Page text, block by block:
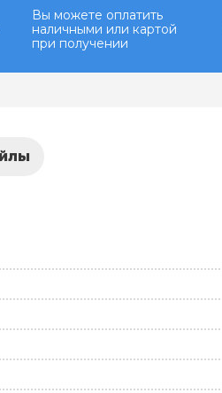
Вы можете оплатить
наличными или картой
при получении